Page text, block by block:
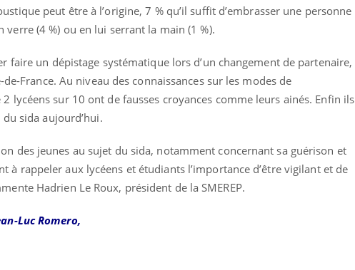
peut être à l’origine, 7 % qu’il suffit d’embrasser une personne
(4 %) ou en lui serrant la main (1 %).
faire un dépistage systématique lors d’un changement de partenaire,
France. Au niveau des connaissances sur les modes de
lycéens sur 10 ont de fausses croyances comme leurs ainés. Enfin ils
sida aujourd’hui.
des jeunes au sujet du sida, notamment concernant sa guérison et
à rappeler aux lycéens et étudiants l’importance d’être vigilant et de
Hadrien Le Roux, président de la SMEREP.
Luc Romero,